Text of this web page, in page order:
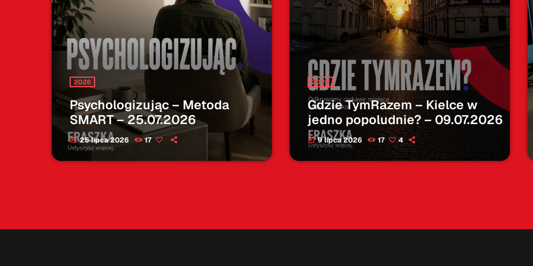
2026
Psychologizując – Metoda
SMART – 25.07.2026
today 25 lipca 2026 17
2026
Gdzie TymRazem – Kielce w
jedno popoludnie? – 09.07.2026
today 9 lipca 2026 17 4